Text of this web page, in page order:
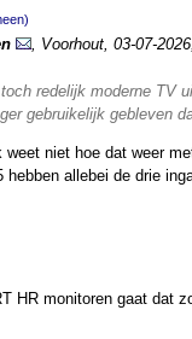
Voorhout 03-07-
redelijk moderne TV
gebruikelijk gebleven
niet hoe dat weer
hebben allebei de drie
HR monitoren gaat dat